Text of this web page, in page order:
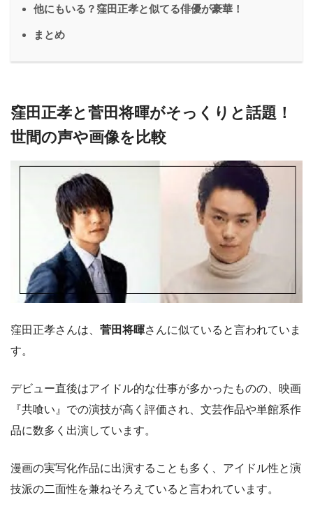
他にもいる？窪田正孝と似てる俳優が豪華！
まとめ
窪田正孝と菅田将暉がそっくりと話題！
世間の声や画像を比較
窪田正孝さんは、 菅田将暉さんに似ていると言われていま
す。
デビュー直後はアイドル的な仕事が多かったものの、映画
『共喰い』での演技が高く評価され、文芸作品や単館系作
品に数多く出演しています。
漫画の実写化作品に出演することも多く、アイドル性と演
技派の二面性を兼ねそろえていると言われています。